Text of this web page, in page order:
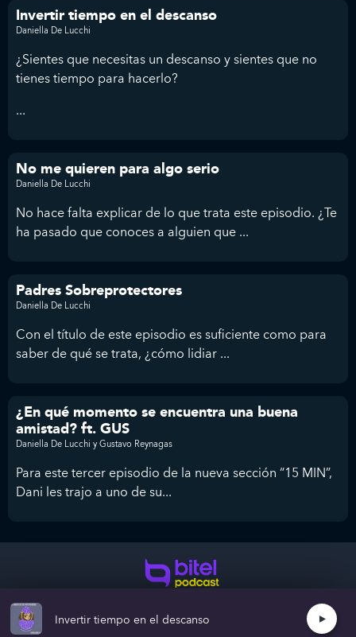
Invertir tiempo en el descanso
Daniella De Lucchi
¿Sientes que necesitas un descanso y sientes que no
tienes tiempo para hacerlo?
...
No me quieren para algo serio
Daniella De Lucchi
No hace falta explicar de lo que trata este episodio. ¿Te
ha pasado que conoces a alguien que ...
Padres Sobreprotectores
Daniella De Lucchi
Con el título de este episodio es suficiente como para
saber de qué se trata, ¿cómo lidiar ...
¿En qué momento se encuentra una buena
amistad? ft. GUS
Daniella De Lucchi y Gustavo Reynagas
Para este tercer episodio de la nueva sección “15 MIN”,
Dani les trajo a uno de su...
Colaboramos con grandes marcas y personas.
Creemos grande juntos.
Términos y condiciones
Invertir tiempo en el descanso